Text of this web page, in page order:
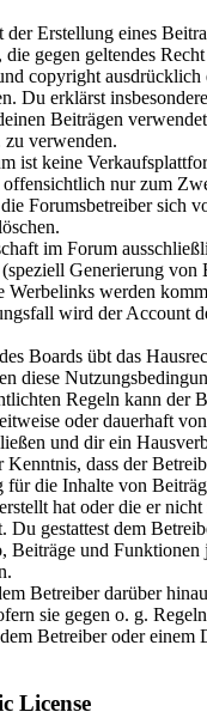
Erstellung eines
gegen geltendes
copyright ausdrücklich
Du erklärst
Beiträgen
zu verwenden.
ist keine
nur zum
Forumsbetreiber sich
im Forum
Generierung
Werbelinks werden
wird der Account
Boards übt das
diese
Regeln kann der
oder dauerhaft
und dir ein
Kenntnis, dass der
für die Inhalte von
hat oder die er
Du gestattest dem
Beiträge und Funktionen
Betreiber darüber
sie gegen o. g.
Betreiber oder einem
License